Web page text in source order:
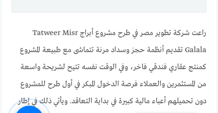
راعت شركة تطوير مصر في طرح مشروع أبراج Tatweer Misr
Galala تقديم أنظمة حجز وسداد مرنة تتماشى مع طبيعة المشروع
كمنتج عقاري فندقي فاخر، وفي الوقت نفسه تتيح لشريحة واسعة
من المستثمرين والعملاء فرصة الدخول المبكر في أول طرح للمشروع
دون تحميلهم أعباء مالية كبيرة في بداية التعاقد. ويأتي ذلك في إطار